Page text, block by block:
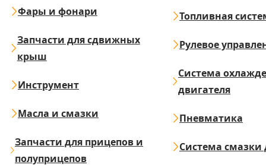
Фары и фонари
Запчасти для сдвижных
крыш
Инструмент
Масла и смазки
Запчасти для прицепов и
полуприцепов
Топливная
Рулевое
Система
двигателя
Пневматика
Система смазки